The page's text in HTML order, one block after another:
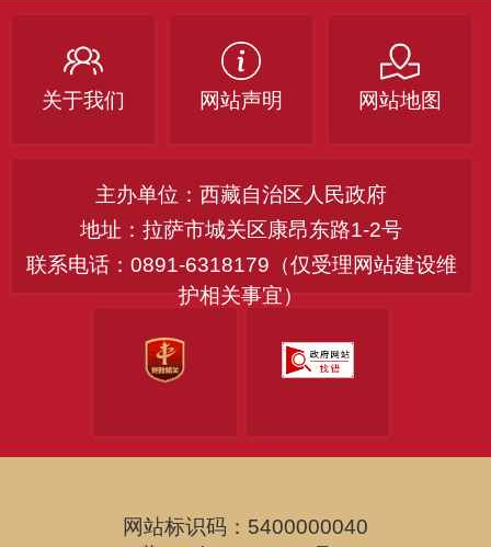
关于我们 网站声明 网站地图
主办单位：西藏自治区人民政府
地址：拉萨市城关区康昂东路1-2号
联系电话：0891-6318179（仅受理网站建设维
护相关事宜）
网站标识码：5400000040